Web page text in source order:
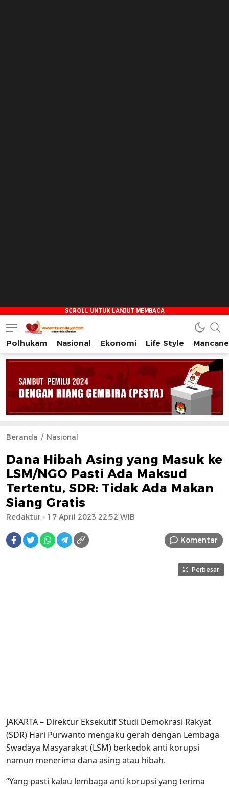
Tribun Rakyat
Tulus – Terdepan – Diharapkan
Polhukam Nasional Ekonomi Life Style
Beranda Nasional
Dana Hibah Asing yang Masuk ke
LSM/NGO Pasti Ada Maksud
Tertentu, SDR: Tidak Ada Makan
Siang Gratis
Redaktur - 17 April 2023 22:52 WIB
Komentar
Perbesar
JAKARTA – Direktur Eksekutif Studi Demokrasi Rakyat
(SDR) Hari Purwanto mengaku gerah dengan Lembaga
Swadaya Masyarakat (LSM) berkedok anti korupsi
namun menerima dana asing atau hibah.
“Yang pasti kalau lembaga anti korupsi yang terima